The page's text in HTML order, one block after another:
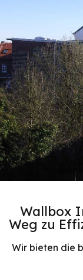
Wallbox
Weg zu
Wir bieten die